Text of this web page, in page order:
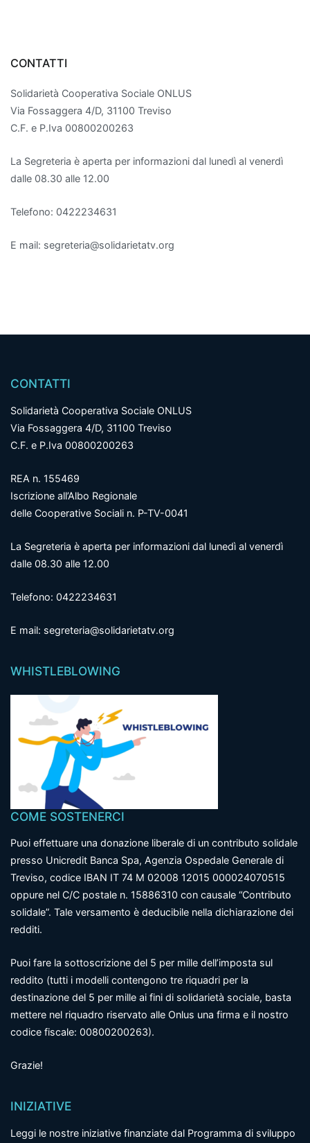
CONTATTI
Solidarietà Cooperativa Sociale ONLUS
Via Fossaggera 4/D, 31100 Treviso
C.F. e P.Iva 00800200263
La Segreteria è aperta per informazioni dal lunedì al venerdì
dalle 08.30 alle 12.00
Telefono: 0422234631
E mail: segreteria@solidarietatv.org
CONTATTI
Solidarietà Cooperativa Sociale ONLUS
Via Fossaggera 4/D, 31100 Treviso
C.F. e P.Iva 00800200263
REA n. 155469
Iscrizione all’Albo Regionale
delle Cooperative Sociali n. P-TV-0041
La Segreteria è aperta per informazioni dal lunedì al venerdì
dalle 08.30 alle 12.00
Telefono: 0422234631
E mail: segreteria@solidarietatv.org
WHISTLEBLOWING
COME SOSTENERCI
Puoi effettuare una donazione liberale di un contributo solidale
presso Unicredit Banca Spa, Agenzia Ospedale Generale di
Treviso, codice IBAN IT 74 M 02008 12015 000024070515
oppure nel C/C postale n. 15886310 con causale “Contributo
solidale”. Tale versamento è deducibile nella dichiarazione dei
redditi.
Puoi fare la sottoscrizione del 5 per mille dell’imposta sul
reddito (tutti i modelli contengono tre riquadri per la
destinazione del 5 per mille ai fini di solidarietà sociale, basta
mettere nel riquadro riservato alle Onlus una firma e il nostro
codice fiscale: 00800200263).
Grazie!
INIZIATIVE
Leggi le nostre iniziative finanziate dal Programma di sviluppo